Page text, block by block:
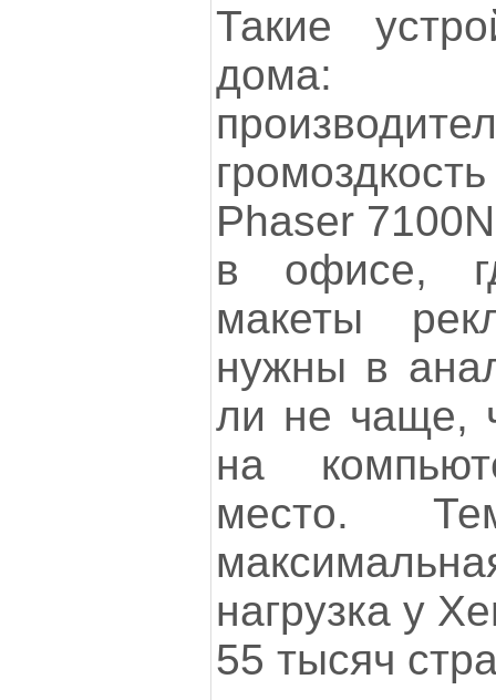
Такие
дома:
Phaser
в офисе,
макеты
нужны в
ли не чаще,
на
место.
нагрузка у
55 тысяч